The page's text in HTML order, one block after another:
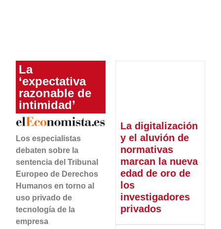
La
‘expectativa
razonable de
intimidad’
Los especialistas
debaten sobre la
sentencia del Tribunal
Europeo de Derechos
Humanos en torno al
uso privado de
tecnología de la
empresa
La digitalización
y el aluvión de
normativas
marcan la nueva
edad de oro de
los
investigadores
privados